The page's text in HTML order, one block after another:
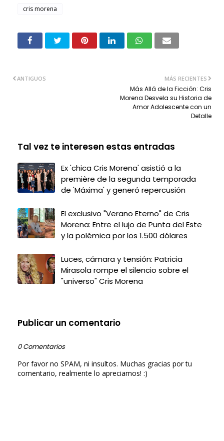
cris morena
MÁS RECIENTES
Más Allá de la Ficción: Cris
Morena Desvela su Historia de
Amor Adolescente con un
Detalle
ANTIGUOS
Tal vez te interesen estas entradas
Ex 'chica Cris Morena' asistió a la
première de la segunda temporada
de 'Máxima' y generó repercusión
El exclusivo "Verano Eterno" de Cris
Morena: Entre el lujo de Punta del Este
y la polémica por los 1.500 dólares
Luces, cámara y tensión: Patricia
Mirasola rompe el silencio sobre el
"universo" Cris Morena
Publicar un comentario
0 Comentarios
Por favor no SPAM, ni insultos. Muchas gracias por tu
comentario, realmente lo apreciamos! :)